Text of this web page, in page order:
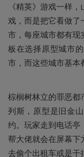
《精英》游戏一样
戏，而是把它看做
市，每座城市都有现
板在选择原型城市
市，而这些城市基本
棕榈树林立的罪恶
列斯，原型是旧金
约。玩家走到电话
帮大佬就会在屏幕
去偷个出租车或是干